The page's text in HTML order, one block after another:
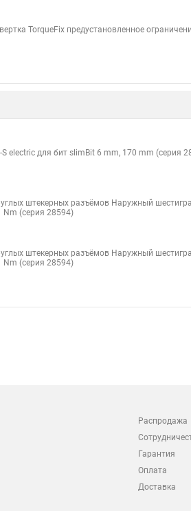
TorqueFix предустановленное
S electric для бит slimBit 6 mm, 170 mm (серия
штекерных разъёмов Наружный
Nm (серия 28594)
штекерных разъёмов Наружный
Nm (серия 28594)
Распродажа
Гарантия
Оплата
Доставка